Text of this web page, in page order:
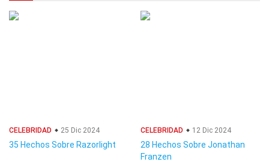
CELEBRIDAD 25 Dic 2024
35 Hechos Sobre Razorlight
CELEBRIDAD 12 Dic 2024
28 Hechos Sobre Jonathan
Franzen